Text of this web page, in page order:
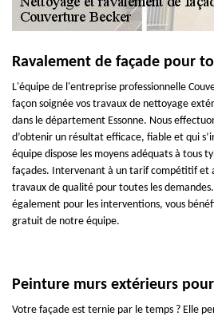
Ravalement de façade pour
L'équipe de l'entreprise professionnelle
façon soignée vos travaux de nettoyage
dans le département Essonne. Nous
d’obtenir un résultat efficace, fiable et qui
équipe dispose les moyens adéquats à tous
façades. Intervenant à un tarif compétitif et
travaux de qualité pour toutes les
également pour les interventions, vous
gratuit de notre équipe.
Peinture murs extérieurs
Votre façade est ternie par le temps ? Elle